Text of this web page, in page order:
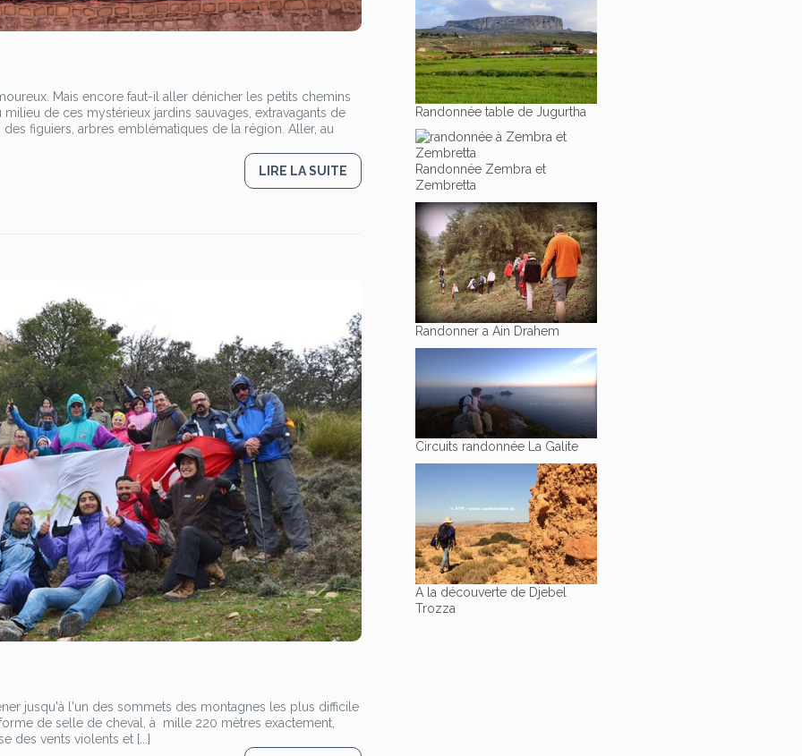
Mais encore faut-il aller dénicher les petits chemins
de ces mystérieux jardins sauvages, extravagants de
figuiers, arbres emblématiques de la région. Aller, au
LIRE LA SUITE
jusqu'à l'un des sommets des montagnes les plus difficile
de selle de cheval, à mille 220 mètres exactement,
des vents violents et [...]
Randonnée table de Jugurtha
Randonnée Zembra et
Zembretta
Randonner a Ain Drahem
Circuits randonnée La Galite
A la découverte de Djebel
Trozza